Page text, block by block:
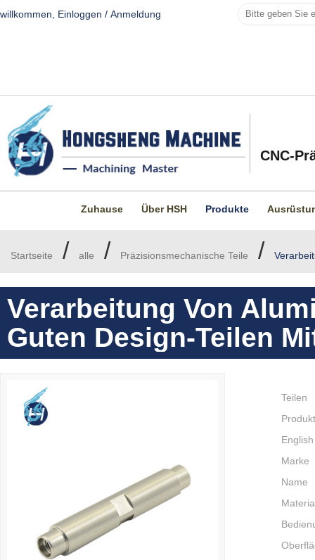
willkommen, Einloggen / Anmeldung
CNC-
Zuhause Über HSH Produkte
Startseite / alle / Präzisionsmechanische Teile /
Verarbeitung Von
Guten Design-Teilen
Teilen
Marke
Name